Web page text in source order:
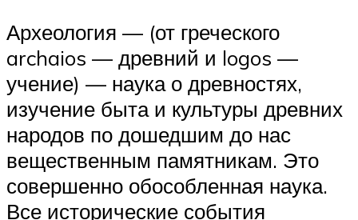
Археология — (от греческого
archaios — древний и logos —
учение) — наука о древностях,
изучение быта и культуры древних
народов по дошедшим до нас
вещественным памятникам. Это
совершенно обособленная наука.
Все исторические события